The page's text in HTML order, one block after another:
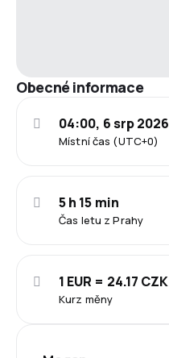
Obecné informace
Místní čas (UTC+0)
04:00, 6 srp 2026
Čas letu z Prahy
5 h 15 min
Kurz měny
1 EUR = 24.17 CZK